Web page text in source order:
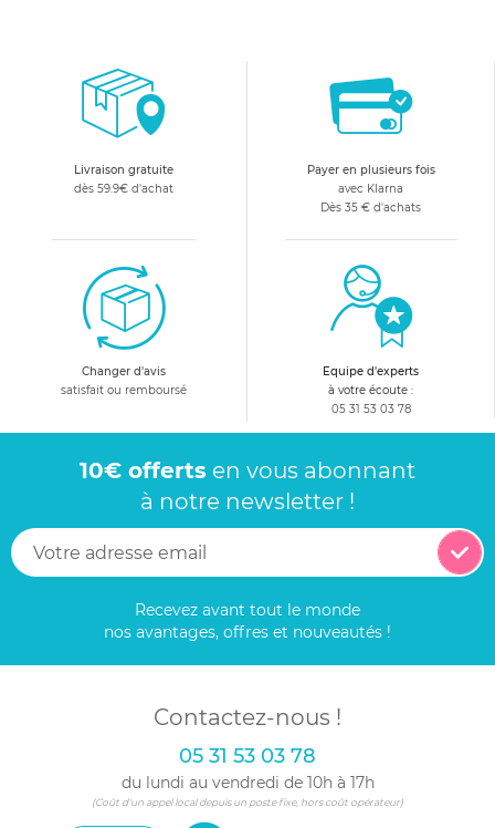
Livraison gratuite
dès 59.9€ d'achat
Payer en plusieurs fois
avec Klarna
Dès 35 € d'achats
Changer d'avis
satisfait ou remboursé
Equipe d'experts
à votre écoute :
05 31 53 03 78
10€ offerts en vous abonnant
à notre newsletter !
Recevez avant tout le monde
nos avantages, offres et nouveautés !
Contactez-nous !
05 31 53 03 78
du lundi au vendredi de 10h à 17h
(Coût d'un appel local depuis un poste fixe, hors coût opérateur)